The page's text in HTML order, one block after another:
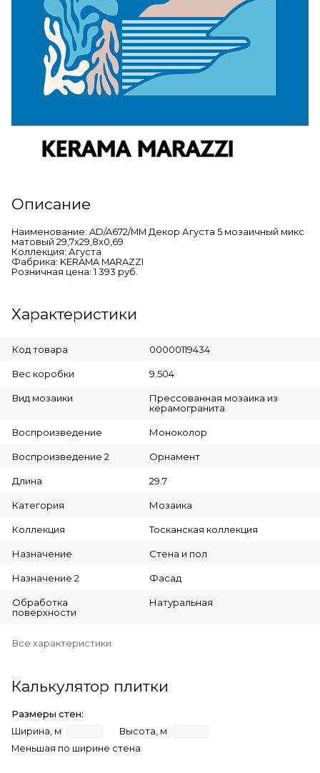
Описание
Наименование: AD/A672/MM Декор Агуста 5 мозаичный микс
матовый 29,7x29,8x0,69
Коллекция: Агуста
Фабрика: KERAMA MARAZZI
Розничная цена: 1 393 руб.
Характеристики
Код товара 00000119434
Вес коробки 9.504
Вид мозаики
Прессованная мозаика из
керамогранита
Воспроизведение Моноколор
Воспроизведение 2 Орнамент
Длина 29.7
Категория Мозаика
Коллекция Тосканская коллекция
Назначение Стена и пол
Назначение 2 Фасад
Обработка
поверхности
Натуральная
Все характеристики
Калькулятор плитки
Размеры стен:
Ширина, м
Высота, м
Меньшая по ширине стена